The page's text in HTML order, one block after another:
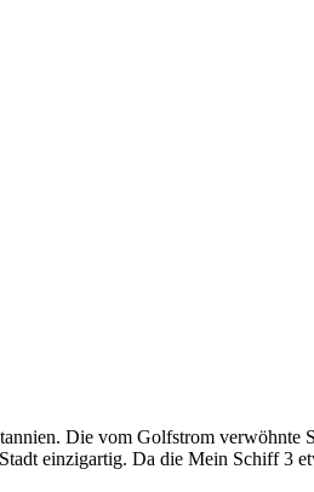
Die vom Golfstrom verwöhnte
einzigartig. Da die Mein Schiff 3